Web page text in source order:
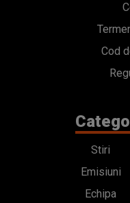
Cod
Stiri
Emisiuni
Echipa